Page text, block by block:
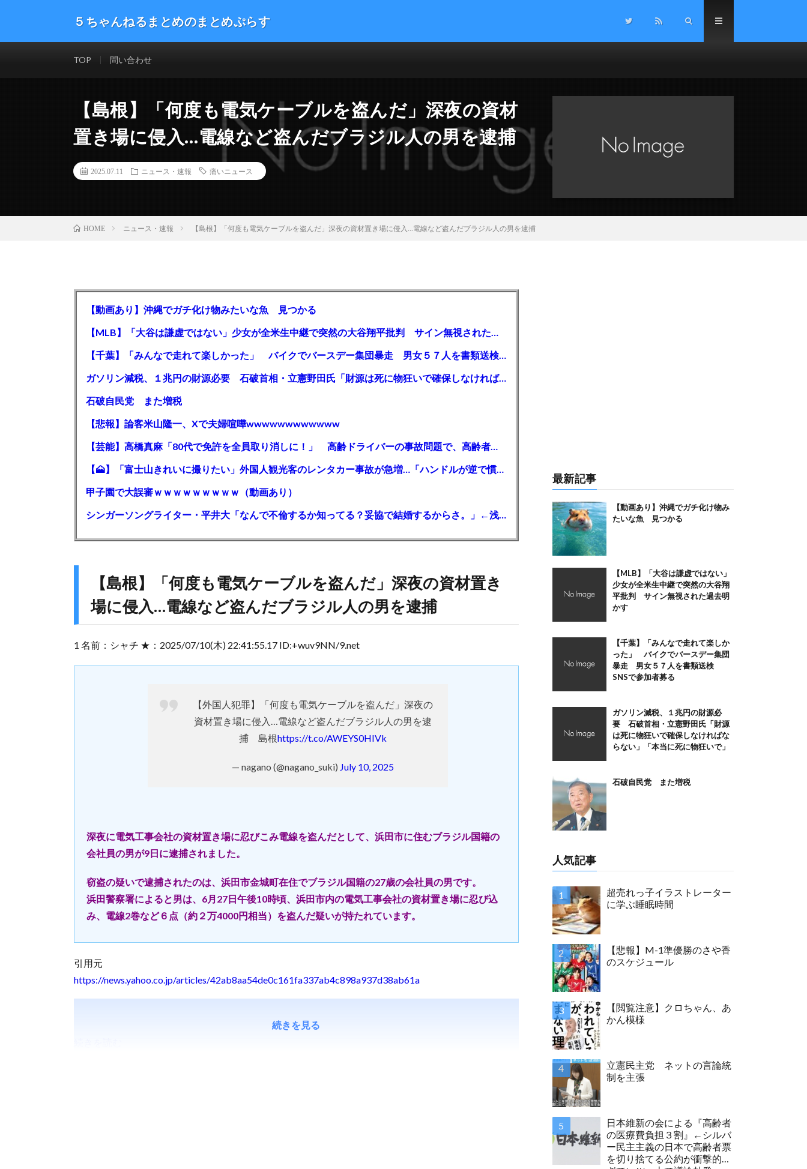
５ちゃんねるまとめのまとめぷらす
した。ネタ・速報 エンタメ 生活 趣味 漫画アニメ ゲーム サイエンス マネー 海外の反応
TOP 問い合わせ
【島根】「何度も電気ケーブルを盗んだ」深夜の資材
置き場に侵入…電線など盗んだブラジル人の男を逮捕
2025.07.11 ニュース・速報 痛いニュース
HOME ニュース・速報 【島根】「何度も電気ケーブルを盗んだ」深夜の資材置き場に侵入…電線など盗んだブラジル人の男を逮捕
【動画あり】沖縄でガチ化け物みたいな魚 見つかる
【MLB】「大谷は謙虚ではない」少女が全米生中継で突然の大谷翔平批判 サイン無視された過去明かす
【千葉】「みんなで走れて楽しかった」 バイクでバースデー集団暴走 男女５７人を書類送検 SNSで参加者募る
ガソリン減税、１兆円の財源必要 石破首相・立憲野田氏「財源は死に物狂いで確保しなければならない」「本当に死に物狂いで」
石破自民党 また増税
【悲報】論客米山隆一、Xで夫婦喧嘩wwwwwwwwwwww
【芸能】高橋真麻「80代で免許を全員取り消しに！」 高齢ドライバーの事故問題で、高齢者の運転免許取り消し法を提案
【🗻】「富士山きれいに撮りたい」外国人観光客のレンタカー事故が急増…「ハンドルが逆で慣れず」、道の狭さも
甲子園で大誤審ｗｗｗｗｗｗｗｗｗ（動画あり）
シンガーソングライター・平井大「なんで不倫するか知ってる？妥協で結婚するからさ。」←浅すぎると大炎上
【島根】「何度も電気ケーブルを盗んだ」深夜の資材置き
場に侵入…電線など盗んだブラジル人の男を逮捕
1 名前：シャチ ★：2025/07/10(木) 22:41:55.17 ID:+wuv9NN/9.net
【外国人犯罪】「何度も電気ケーブルを盗んだ」深夜の
資材置き場に侵入…電線など盗んだブラジル人の男を逮
捕 島根https://t.co/AWEYS0HIVk
— nagano (@nagano_suki) July 10, 2025
深夜に電気工事会社の資材置き場に忍びこみ電線を盗んだとして、浜田市に住むブラジル国籍の
会社員の男が9日に逮捕されました。
窃盗の疑いで逮捕されたのは、浜田市金城町在住でブラジル国籍の27歳の会社員の男です。
浜田警察署によると男は、6月27日午後10時頃、浜田市内の電気工事会社の資材置き場に忍び込
み、電線2巻など６点（約２万4000円相当）を盗んだ疑いが持たれています。
引用元
https://news.yahoo.co.jp/articles/42ab8aa54de0c161fa337ab4c898a937d38ab61a
続きを見る
最新記事
【動画あり】沖縄でガチ化け物み
たいな魚 見つかる
【MLB】「大谷は謙虚ではない」
少女が全米生中継で突然の大谷翔
平批判 サイン無視された過去明
かす
【千葉】「みんなで走れて楽しか
った」 バイクでバースデー集団
暴走 男女５７人を書類送検
SNSで参加者募る
ガソリン減税、１兆円の財源必
要 石破首相・立憲野田氏「財源
は死に物狂いで確保しなければな
らない」「本当に死に物狂いで」
石破自民党 また増税
人気記事
超売れっ子イラストレーター
に学ぶ睡眠時間
【悲報】M-1準優勝のさや香
のスケジュール
【閲覧注意】クロちゃん、あ
かん模様
立憲民主党 ネットの言論統
制を主張
日本維新の会による『高齢者
の医療費負担３割』←シルバ
ー民主主義の日本で高齢者票
を切り捨てる公約が衝撃的す